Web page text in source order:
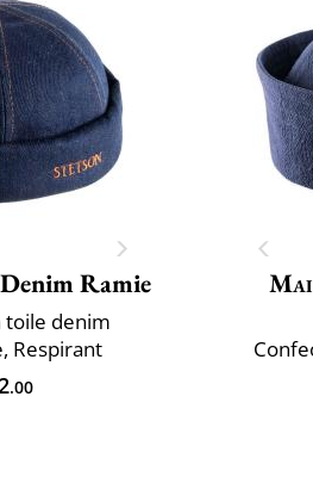
Ramie
toile denim
Respirant
.00